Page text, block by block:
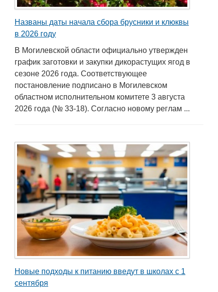
Названы даты начала сбора брусники и клюквы
в 2026 году
В Могилевской области официально утвержден
график заготовки и закупки дикорастущих ягод в
сезоне 2026 года. Соответствующее
постановление подписано в Могилевском
областном исполнительном комитете 3 августа
2026 года (№ 33-18). Согласно новому реглам ...
Новые подходы к питанию введут в школах с 1
сентября